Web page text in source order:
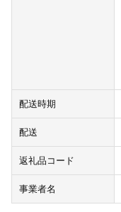
配送時期
配送
返礼品コード
事業者名